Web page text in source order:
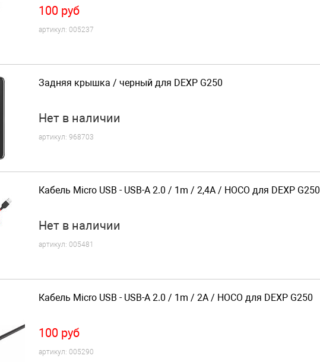
100 руб
артикул: 005237
Задняя крышка / черный для DEXP G250
Нет в наличии
артикул: 968703
Кабель Micro USB - USB-A 2.0 / 1m / 2,4A / HOCO для DEXP G250
Нет в наличии
артикул: 005481
Кабель Micro USB - USB-A 2.0 / 1m / 2A / HOCO для DEXP G250
100 руб
артикул: 005290